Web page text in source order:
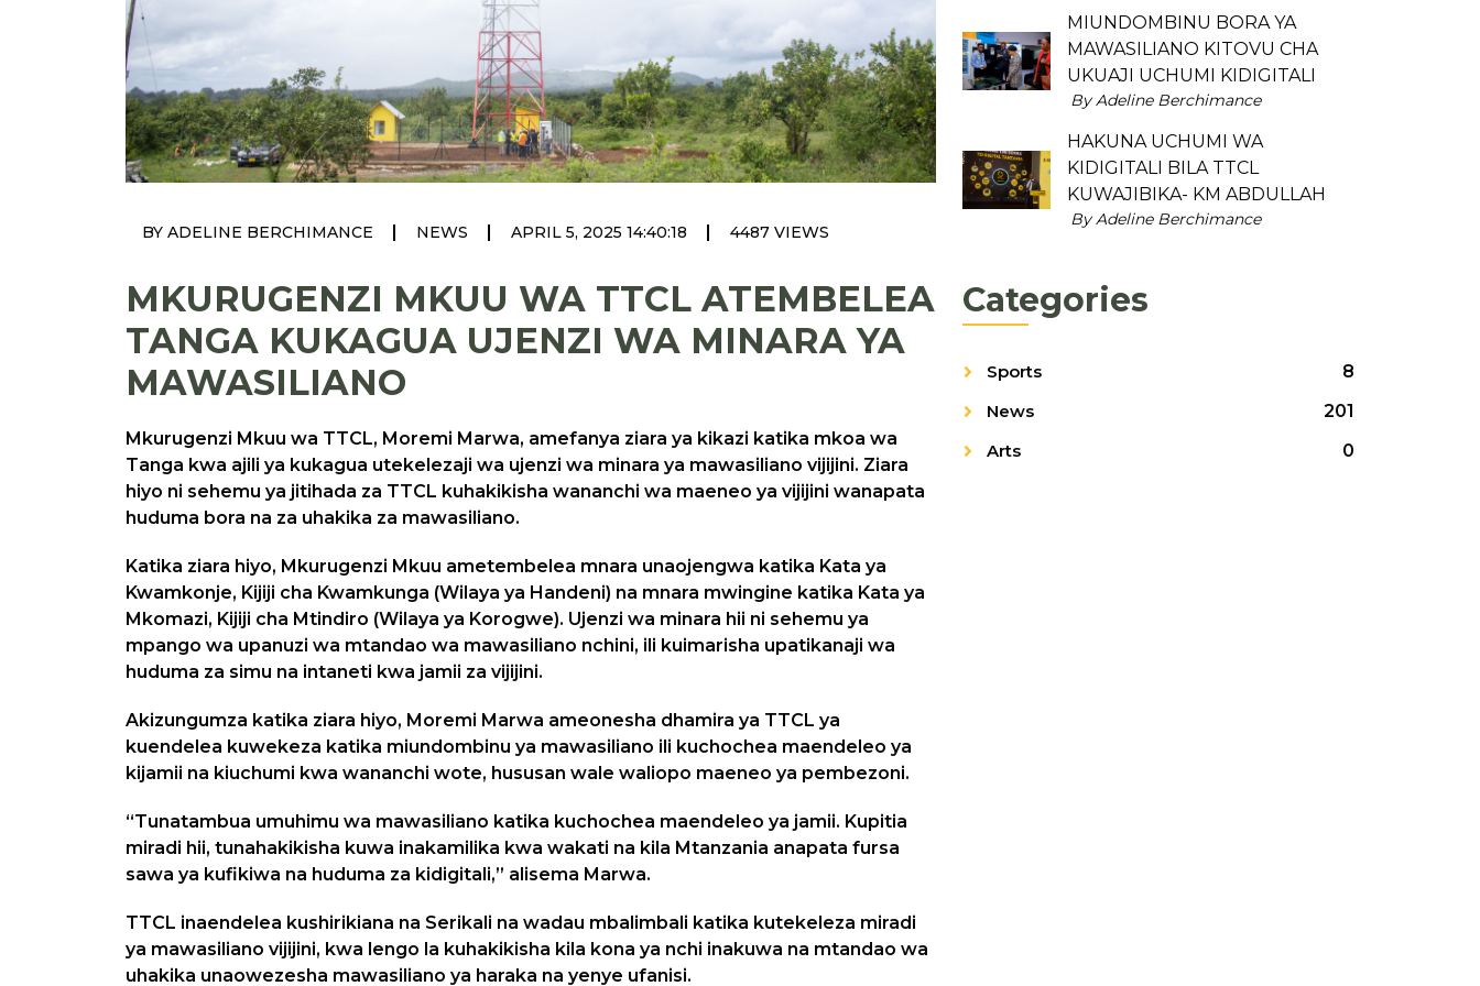
BY ADELINE BERCHIMANCE | NEWS | APRIL 5, 2025 14:40:18 | 4487 VIEWS
MKURUGENZI MKUU WA TTCL ATEMBELEA
TANGA KUKAGUA UJENZI WA MINARA YA
MAWASILIANO
Mkurugenzi Mkuu wa TTCL, Moremi Marwa, amefanya ziara ya kikazi katika mkoa wa
Tanga kwa ajili ya kukagua utekelezaji wa ujenzi wa minara ya mawasiliano vijijini. Ziara
hiyo ni sehemu ya jitihada za TTCL kuhakikisha wananchi wa maeneo ya vijijini wanapata
huduma bora na za uhakika za mawasiliano.
Katika ziara hiyo, Mkurugenzi Mkuu ametembelea mnara unaojengwa katika Kata ya
Kwamkonje, Kijiji cha Kwamkunga (Wilaya ya Handeni) na mnara mwingine katika Kata ya
Mkomazi, Kijiji cha Mtindiro (Wilaya ya Korogwe). Ujenzi wa minara hii ni sehemu ya
mpango wa upanuzi wa mtandao wa mawasiliano nchini, ili kuimarisha upatikanaji wa
huduma za simu na intaneti kwa jamii za vijijini.
Akizungumza katika ziara hiyo, Moremi Marwa ameonesha dhamira ya TTCL ya
kuendelea kuwekeza katika miundombinu ya mawasiliano ili kuchochea maendeleo ya
kijamii na kiuchumi kwa wananchi wote, hususan wale waliopo maeneo ya pembezoni.
“Tunatambua umuhimu wa mawasiliano katika kuchochea maendeleo ya jamii. Kupitia
miradi hii, tunahakikisha kuwa inakamilika kwa wakati na kila Mtanzania anapata fursa
sawa ya kufikiwa na huduma za kidigitali,” alisema Marwa.
TTCL inaendelea kushirikiana na Serikali na wadau mbalimbali katika kutekeleza miradi
ya mawasiliano vijijini, kwa lengo la kuhakikisha kila kona ya nchi inakuwa na mtandao wa
uhakika unaowezesha mawasiliano ya haraka na yenye ufanisi.
MIUNDOMBINU BORA YA
MAWASILIANO KITOVU CHA
UKUAJI UCHUMI KIDIGITALI
By Adeline Berchimance
HAKUNA UCHUMI WA
KIDIGITALI BILA TTCL
KUWAJIBIKA- KM ABDULLAH
By Adeline Berchimance
Categories
Sports
8
News
201
Arts
0